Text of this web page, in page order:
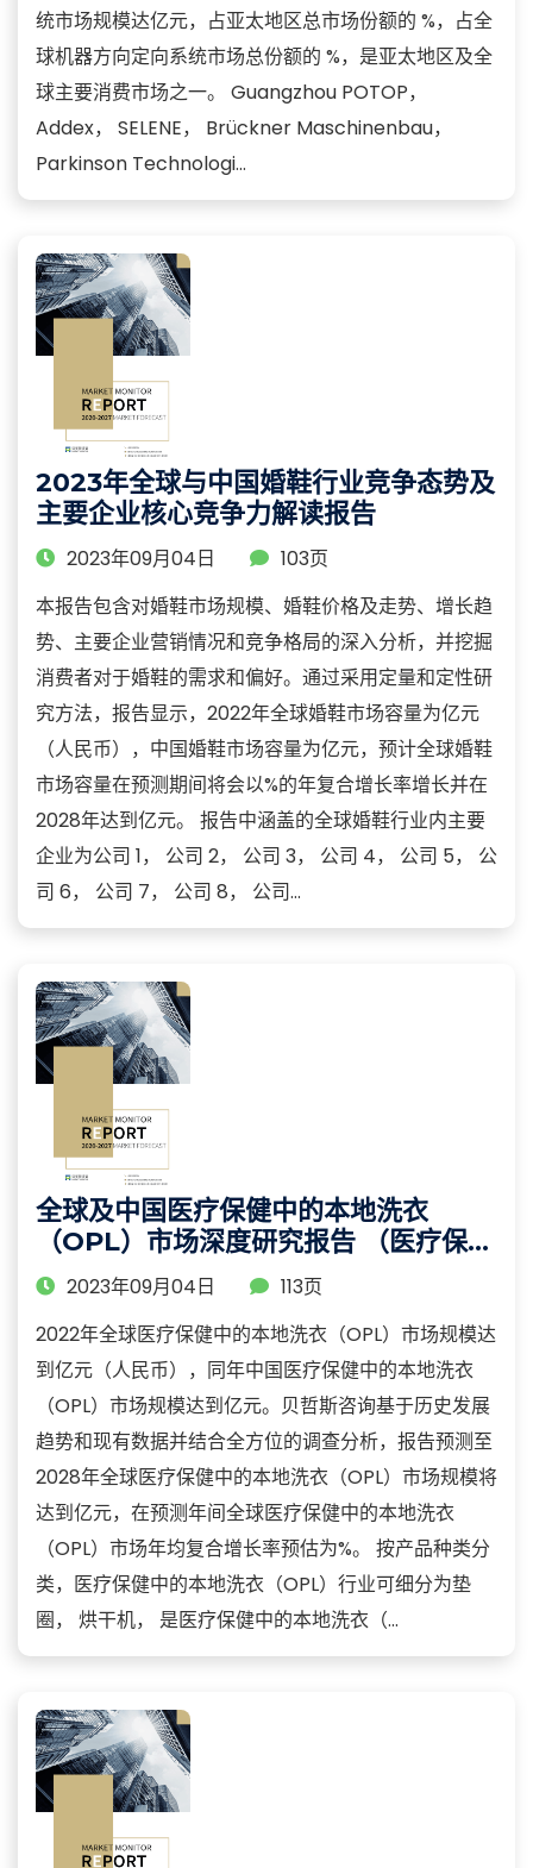
统市场规模达亿元，占亚太地区总市场份额的 %，占全
球机器方向定向系统市场总份额的 %，是亚太地区及全
球主要消费市场之一。 Guangzhou POTOP，
Addex， SELENE， Brückner Maschinenbau，
Parkinson Technologi...
2023年全球与中国婚鞋行业竞争态势及
主要企业核心竞争力解读报告
2023年09月04日
103页
本报告包含对婚鞋市场规模、婚鞋价格及走势、增长趋
势、主要企业营销情况和竞争格局的深入分析，并挖掘
消费者对于婚鞋的需求和偏好。通过采用定量和定性研
究方法，报告显示，2022年全球婚鞋市场容量为亿元
（人民币），中国婚鞋市场容量为亿元，预计全球婚鞋
市场容量在预测期间将会以%的年复合增长率增长并在
2028年达到亿元。 报告中涵盖的全球婚鞋行业内主要
企业为公司 1， 公司 2， 公司 3， 公司 4， 公司 5， 公
司 6， 公司 7， 公司 8， 公司...
全球及中国医疗保健中的本地洗衣
（OPL）市场深度研究报告 （医疗保健
中的本地洗衣（OPL）市场规模、份额
及细分趋势分析）
2023年09月04日
113页
2022年全球医疗保健中的本地洗衣（OPL）市场规模达
到亿元（人民币），同年中国医疗保健中的本地洗衣
（OPL）市场规模达到亿元。贝哲斯咨询基于历史发展
趋势和现有数据并结合全方位的调查分析，报告预测至
2028年全球医疗保健中的本地洗衣（OPL）市场规模将
达到亿元，在预测年间全球医疗保健中的本地洗衣
（OPL）市场年均复合增长率预估为%。 按产品种类分
类，医疗保健中的本地洗衣（OPL）行业可细分为垫
圈， 烘干机， 是医疗保健中的本地洗衣（...